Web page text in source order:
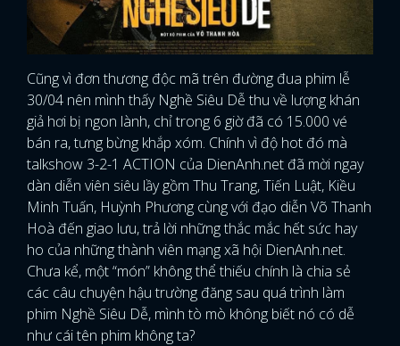
Cũng vì đơn thương độc mã trên đường đua phim lễ
30/04 nên mình thấy Nghề Siêu Dễ thu về lượng khán
giả hơi bị ngon lành, chỉ trong 6 giờ đã có 15.000 vé
bán ra, tưng bừng khắp xóm. Chính vì độ hot đó mà
talkshow 3-2-1 ACTION của DienAnh.net đã mời ngay
dàn diễn viên siêu lầy gồm Thu Trang, Tiến Luật, Kiều
Minh Tuấn, Huỳnh Phương cùng với đạo diễn Võ Thanh
Hoà đến giao lưu, trả lời những thắc mắc hết sức hay
ho của những thành viên mạng xã hội DienAnh.net.
Chưa kể, một “món” không thể thiếu chính là chia sẻ
các câu chuyện hậu trường đăng sau quá trình làm
phim Nghề Siêu Dễ, mình tò mò không biết nó có dễ
như cái tên phim không ta?